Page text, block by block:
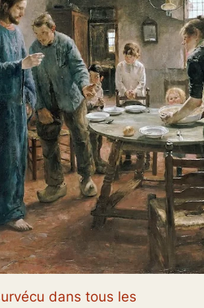
dans tous les